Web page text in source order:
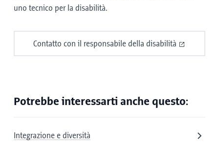
uno tecnico per la disabilità.
Contatto con il responsabile della disabilità
Potrebbe interessarti anche questo:
Integrazione e diversità